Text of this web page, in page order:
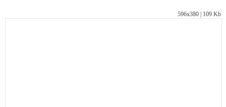
596х380 | 109 Kb